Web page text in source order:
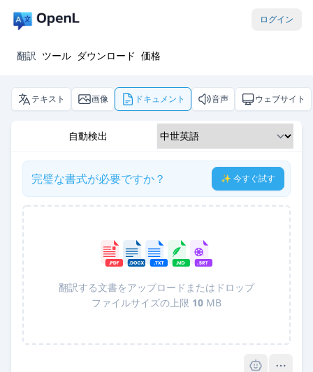
ログイン
翻訳 ツール ダウンロード 価格
テキスト 画像 ドキュメント 音声 ウェブサイト
自動検出
完璧な書式が必要ですか？ ✨ 今すぐ試す
翻訳する文書をアップロードまたはドロップ
ファイルサイズの上限 10 MB